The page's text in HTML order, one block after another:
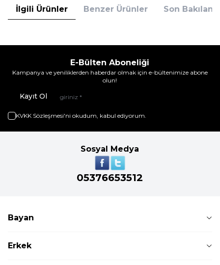
İlgili Ürünler Benzer Ürünler Son
E-Bülten Aboneliği
Kampanya ve yeniliklerden haberdar olmak için e-bültenimize abone
olun!
Kayıt Ol
KVKK Sözleşmesi'ni okudum, kabul ediyorum.
Sosyal Medya
05376653512
Bayan
Erkek